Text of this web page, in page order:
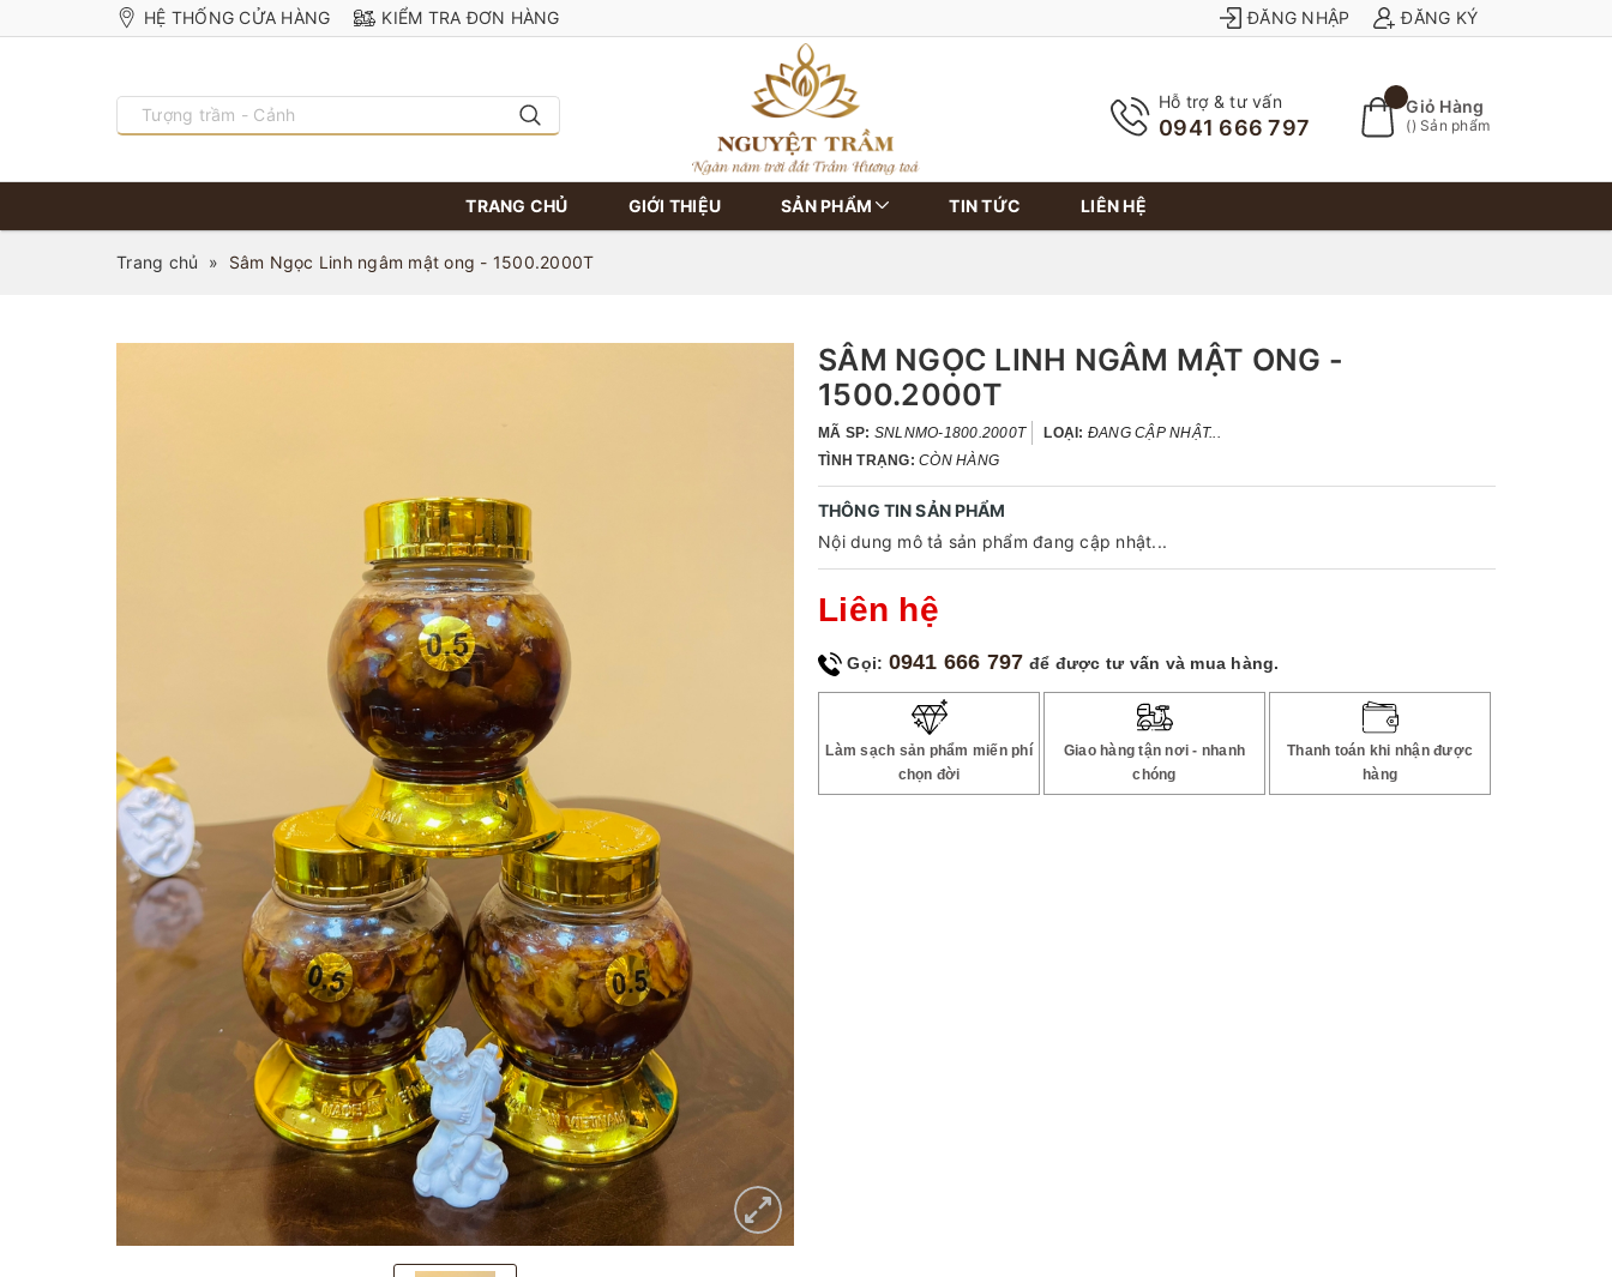
HỆ THỐNG CỬA HÀNG KIỂM TRA ĐƠN HÀNG ĐĂNG NHẬP ĐĂNG KÝ
Hỗ trợ & tư vấn
0941 666 797
Giỏ Hàng
() Sản phẩm
TRANG CHỦ GIỚI THIỆU SẢN PHẨM TIN TỨC LIÊN HỆ
Trang chủ » Sâm Ngọc Linh ngâm mật ong - 1500.2000T
SÂM NGỌC LINH NGÂM MẬT ONG -
1500.2000T
MÃ SP: SNLNMO-1800.2000T LOẠI: ĐANG CẬP NHẬT...
TÌNH TRẠNG: CÒN HÀNG
THÔNG TIN SẢN PHẨM
Nội dung mô tả sản phẩm đang cập nhật...
Liên hệ
Gọi: 0941 666 797 để được tư vấn và mua hàng.
Làm sạch sản phẩm miến phí
chọn đời
Giao hàng tận nơi - nhanh
chóng
Thanh toán khi nhận được
hàng